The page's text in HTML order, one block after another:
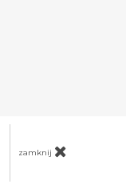
zamknij